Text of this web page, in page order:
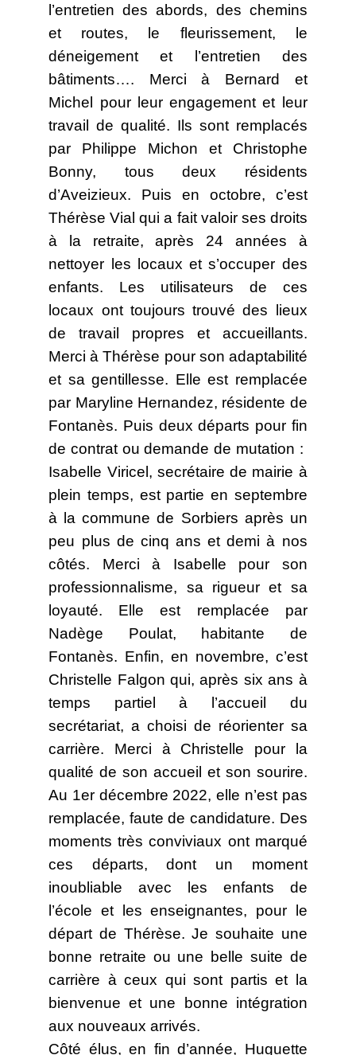
l’entretien des abords, des chemins
et routes, le fleurissement, le
déneigement et l’entretien des
bâtiments…. Merci à Bernard et
Michel pour leur engagement et leur
travail de qualité. Ils sont remplacés
par Philippe Michon et Christophe
Bonny, tous deux résidents
d’Aveizieux. Puis en octobre, c’est
Thérèse Vial qui a fait valoir ses droits
à la retraite, après 24 années à
nettoyer les locaux et s’occuper des
enfants. Les utilisateurs de ces
locaux ont toujours trouvé des lieux
de travail propres et accueillants.
Merci à Thérèse pour son adaptabilité
et sa gentillesse. Elle est remplacée
par Maryline Hernandez, résidente de
Fontanès. Puis deux départs pour fin
de contrat ou demande de mutation :
Isabelle Viricel, secrétaire de mairie à
plein temps, est partie en septembre
à la commune de Sorbiers après un
peu plus de cinq ans et demi à nos
côtés. Merci à Isabelle pour son
professionnalisme, sa rigueur et sa
loyauté. Elle est remplacée par
Nadège Poulat, habitante de
Fontanès. Enfin, en novembre, c’est
Christelle Falgon qui, après six ans à
temps partiel à l’accueil du
secrétariat, a choisi de réorienter sa
carrière. Merci à Christelle pour la
qualité de son accueil et son sourire.
Au 1er décembre 2022, elle n’est pas
remplacée, faute de candidature. Des
moments très conviviaux ont marqué
ces départs, dont un moment
inoubliable avec les enfants de
l’école et les enseignantes, pour le
départ de Thérèse. Je souhaite une
bonne retraite ou une belle suite de
carrière à ceux qui sont partis et la
bienvenue et une bonne intégration
aux nouveaux arrivés.
Côté élus, en fin d’année, Huguette